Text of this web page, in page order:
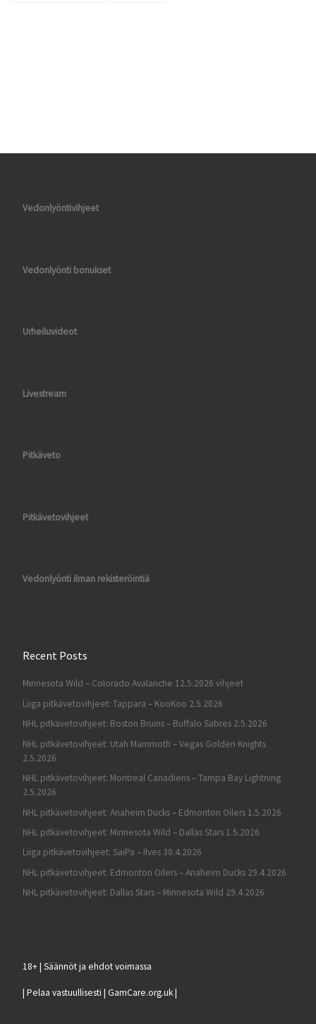
Vedonlyöntivihjeet
Vedonlyönti bonukset
Urheiluvideot
Livestream
Pitkäveto
Pitkävetovihjeet
Vedonlyönti ilman rekisteröintiä
Recent Posts
Minnesota Wild – Colorado Avalanche 12.5.2026 vihjeet
Liiga pitkävetovihjeet: Tappara – KooKoo 2.5.2026
NHL pitkävetovihjeet: Boston Bruins – Buffalo Sabres 2.5.2026
NHL pitkävetovihjeet: Utah Mammoth – Vegas Golden Knights
2.5.2026
NHL pitkävetovihjeet: Montreal Canadiens – Tampa Bay Lightning
2.5.2026
NHL pitkävetovihjeet: Anaheim Ducks – Edmonton Oilers 1.5.2026
NHL pitkävetovihjeet: Minnesota Wild – Dallas Stars 1.5.2026
Liiga pitkävetovihjeet: SaiPa – Ilves 30.4.2026
NHL pitkävetovihjeet: Edmonton Oilers – Anaheim Ducks 29.4.2026
NHL pitkävetovihjeet: Dallas Stars – Minnesota Wild 29.4.2026
18+ | Säännöt ja ehdot voimassa
| Pelaa vastuullisesti | GamCare.org.uk |